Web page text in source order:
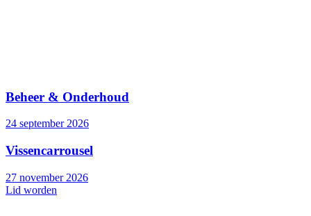
Beheer & Onderhoud
24 september 2026
Vissencarrousel
27 november 2026
Lid worden